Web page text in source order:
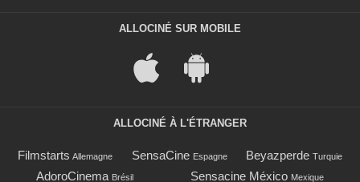
ALLOCINÉ SUR MOBILE
ALLOCINÉ À L'ÉTRANGER
Filmstarts Allemagne SensaCine Espagne Beyazperde Turquie
AdoroCinema Brésil Sensacine México Mexique